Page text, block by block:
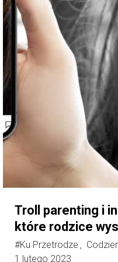
Troll parenting i
które rodzice
#Ku Przetrodze ,
1 lutego 2023